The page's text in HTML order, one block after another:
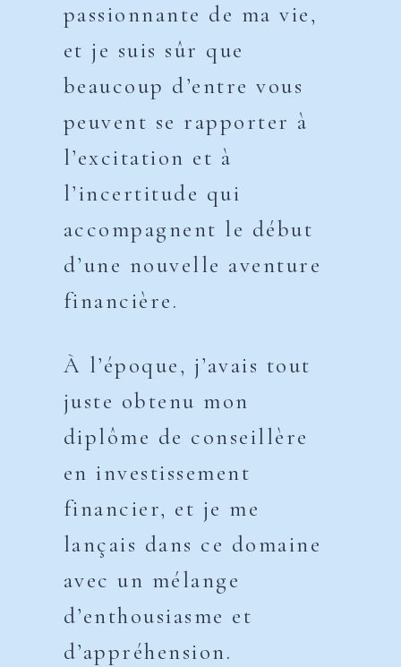
passionnante de ma vie,
et je suis sûr que
beaucoup d’entre vous
peuvent se rapporter à
l’excitation et à
l’incertitude qui
accompagnent le début
d’une nouvelle aventure
financière.
À l’époque, j’avais tout
juste obtenu mon
diplôme de conseillère
en investissement
financier, et je me
lançais dans ce domaine
avec un mélange
d’enthousiasme et
d’appréhension.